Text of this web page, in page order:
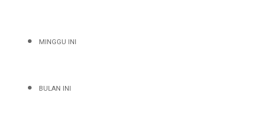
MINGGU INI
BULAN INI